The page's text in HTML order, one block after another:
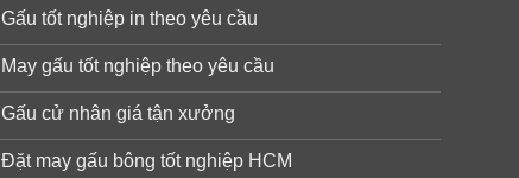
Gấu tốt nghiệp in theo yêu cầu
May gấu tốt nghiệp theo yêu cầu
Gấu cử nhân giá tận xưởng
Đặt may gấu bông tốt nghiệp HCM